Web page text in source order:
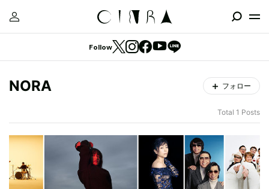
Follow
NORA フォロー
Total 1 Posts